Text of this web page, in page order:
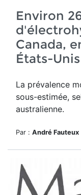
Environ
Canada,
États-Unis
La prévalence
sous-estimée,
australienne.
Par : André Fauteux